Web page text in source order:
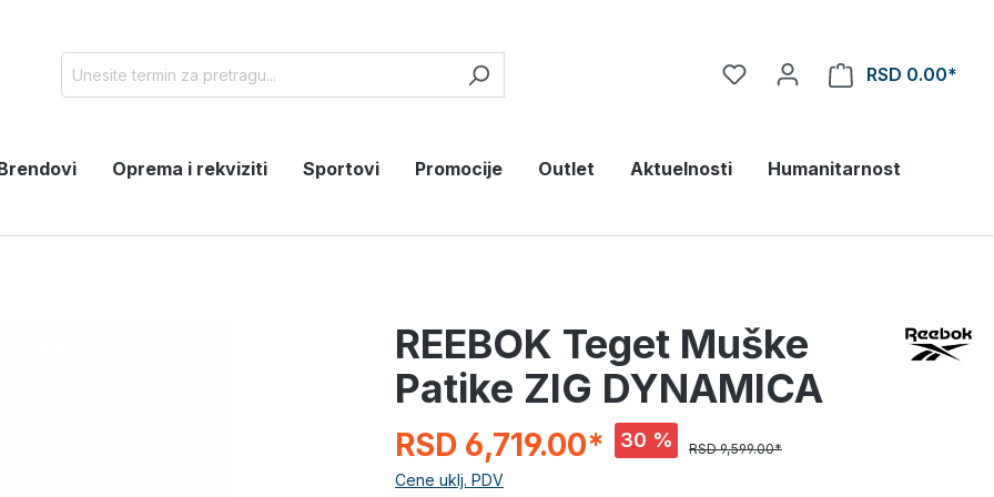
RSD 0.00*
Oprema i rekviziti Sportovi Promocije Outlet Aktuelnosti Humanitarnost
REEBOK Teget Muške
Patike ZIG DYNAMICA
RSD 6,719.00* 30 % RSD 9,599.00*
Cene uklj. PDV